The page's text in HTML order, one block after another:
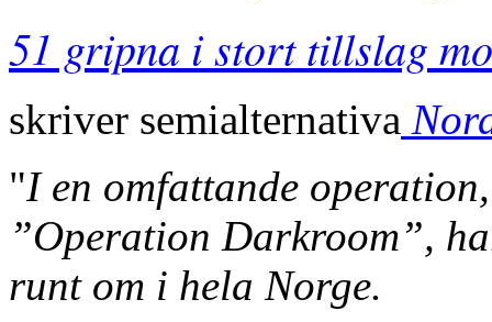
51 gripna i stort tillslag
skriver semialternativa
"Ien omfattande
”Operation Darkroom”,
runt om i hela Norge.